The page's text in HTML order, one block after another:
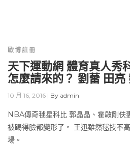
歐博註冊
天下運動網 體育真人秀
怎麼請來的？ 劉蕾 田亮
10 月 16, 2016 | By admin
NBA傳奇毬星科比 郭晶晶、霍啟剛伕
被踢得臉都變形了。 王迅雖然毬技不
場。